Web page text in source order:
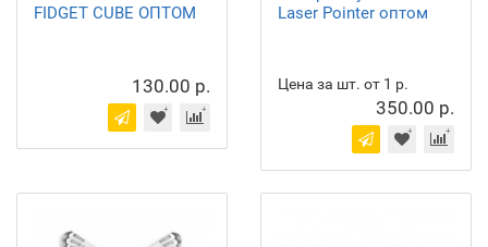
FIDGET CUBE ОПТОМ
130.00 р.
Laser Pointer оптом
Цена за шт. от 1 р.
350.00 р.